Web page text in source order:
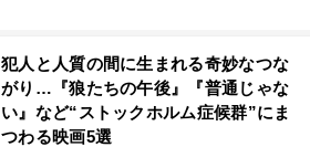
犯人と人質の間に生まれる奇妙なつな
がり…『狼たちの午後』『普通じゃな
い』など“ストックホルム症候群”にま
つわる映画5選